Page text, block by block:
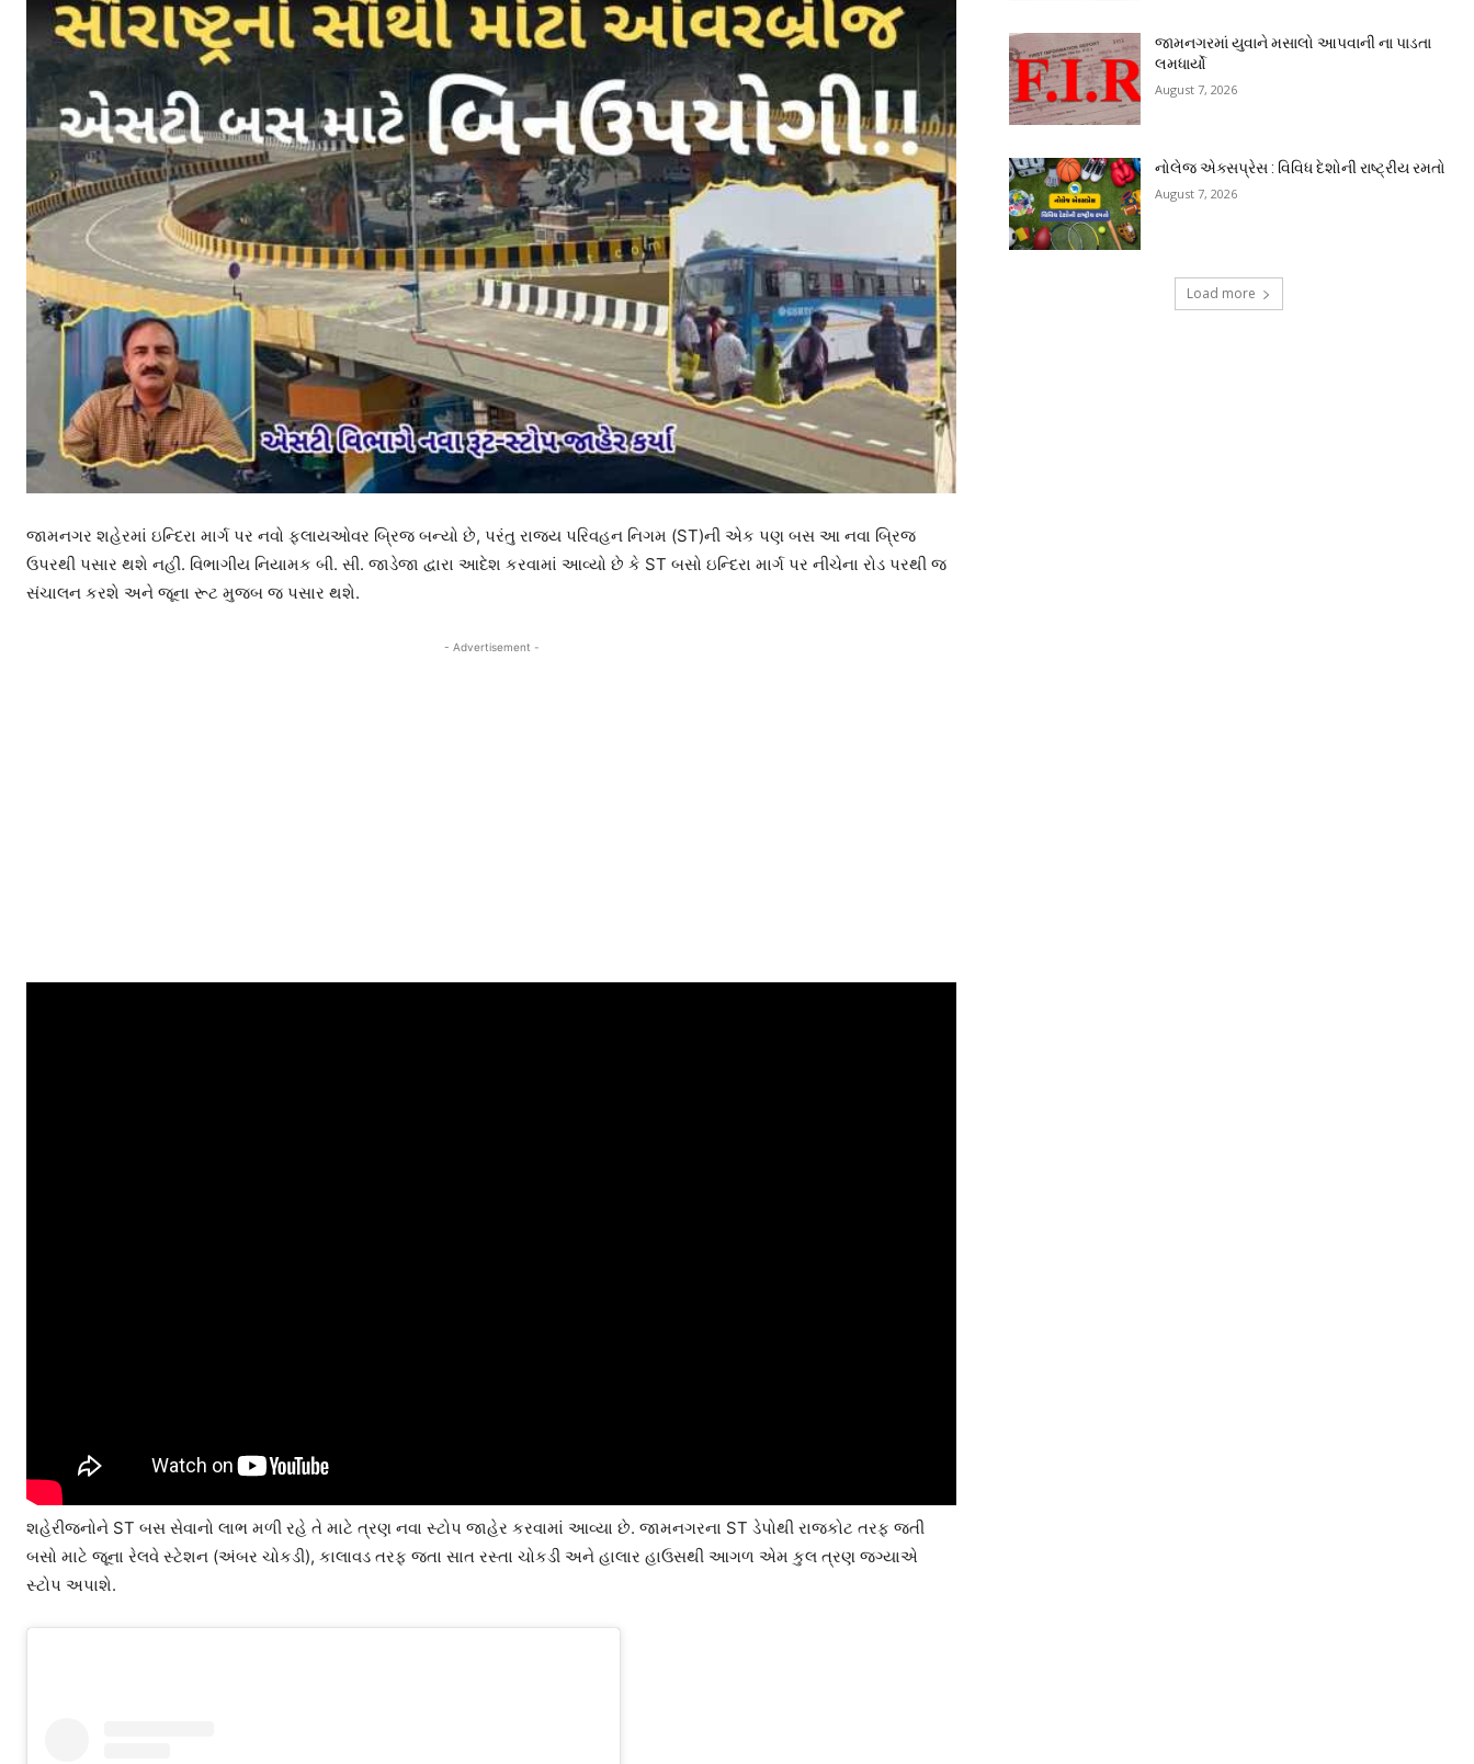
જામનગર શહેરમાં ઇન્દિરા માર્ગ પર નવો ફ્લાયઓવર બ્રિજ બન્યો છે, પરંતુ રાજ્ય પરિવહન નિગમ (ST)ની એક પણ બસ આ નવા બ્રિજ
ઉપરથી પસાર થશે નહીં. વિભાગીય નિયામક બી. સી. જાડેજા દ્વારા આદેશ કરવામાં આવ્યો છે કે ST બસો ઇન્દિરા માર્ગ પર નીચેના રોડ પરથી જ
સંચાલન કરશે અને જૂના રૂટ મુજબ જ પસાર થશે.
- Advertisement -
શહેરીજનોને ST બસ સેવાનો લાભ મળી રહે તે માટે ત્રણ નવા સ્ટોપ જાહેર કરવામાં આવ્યા છે. જામનગરના ST ડેપોથી રાજકોટ તરફ જતી
બસો માટે જૂના રેલવે સ્ટેશન (અંબર ચોકડી), કાલાવડ તરફ જતા સાત રસ્તા ચોકડી અને હાલાર હાઉસથી આગળ એમ કુલ ત્રણ જગ્યાએ
સ્ટોપ અપાશે.
જામનગરમાં યુવાને મસાલો આપવાની ના પાડતા
લમધાર્યો
August 7, 2026
નોલેજ એક્સપ્રેસ : વિવિધ દેશોની રાષ્ટ્રીય રમતો
August 7, 2026
Load more